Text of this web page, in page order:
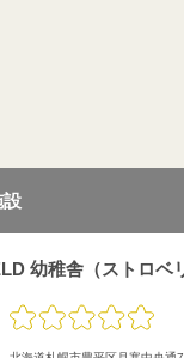
設
幼稚舎（ストロベ